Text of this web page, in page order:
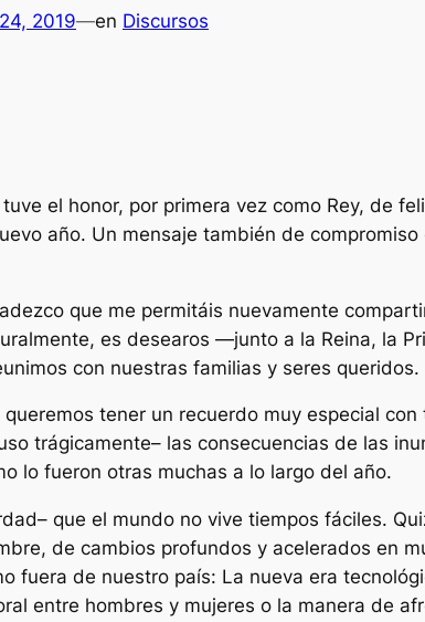
2019—en Discursos
el honor, por primera vez como Rey, de
año. Un mensaje también de
que me permitáis nuevamente
es desearos —junto a la Reina, la
con nuestras familias y seres queridos.
tener un recuerdo muy especial
trágicamente– las consecuencias de las
lo fueron otras muchas a lo largo del año.
que el mundo no vive tiempos fáciles.
de cambios profundos y acelerados en
fuera de nuestro país: La nueva era
entre hombres y mujeres o la manera de